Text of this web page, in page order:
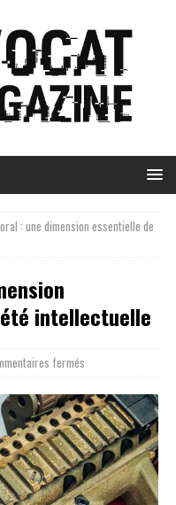
: une dimension essentielle de
intellectuelle
fermés